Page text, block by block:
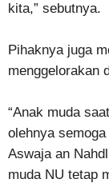
kita,” sebutnya.
Pihaknya juga
menggelorakan
“Anak muda
olehnya
Aswaja an
muda NU tetap